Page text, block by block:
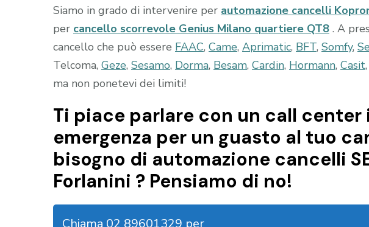
Siamo in grado di intervenire per automazione cancelli
per cancello scorrevole Genius Milano quartiere QT8 . A
cancello che può essere FAAC, Came, Aprimatic, BFT, Somfy,
Telcoma, Geze, Sesamo, Dorma, Besam, Cardin, Hormann, Casit,
ma non ponetevi dei limiti!
Ti piace parlare con un call
emergenza per un guasto al tuo
bisogno di automazione cancelli
Forlanini ? Pensiamo di no!
Chiama 02 89601329 per